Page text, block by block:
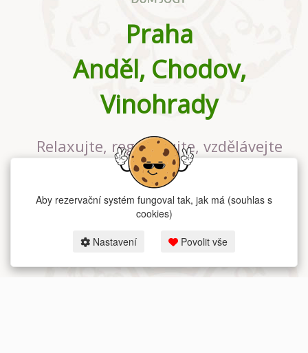
Praha
Anděl, Chodov,
Vinohrady
Relaxujte, regenerujte, vzdělávejte
se v největším jógovém studiu v
Praze
Aby rezervační systém fungoval tak, jak má (souhlas s
cookies)
Nastavení Povolit vše